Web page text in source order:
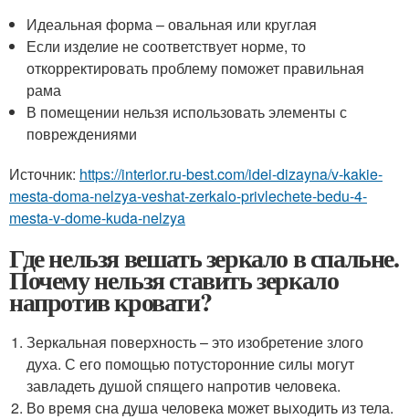
Идеальная форма – овальная или круглая
Если изделие не соответствует норме, то
откорректировать проблему поможет правильная
рама
В помещении нельзя использовать элементы с
повреждениями
Источник: https://interior.ru-best.com/idei-dizayna/v-kakie-
mesta-doma-nelzya-veshat-zerkalo-privlechete-bedu-4-
mesta-v-dome-kuda-nelzya
Где нельзя вешать зеркало в спальне.
Почему нельзя ставить зеркало
напротив кровати?
Зеркальная поверхность – это изобретение злого
духа. С его помощью потусторонние силы могут
завладеть душой спящего напротив человека.
Во время сна душа человека может выходить из тела.